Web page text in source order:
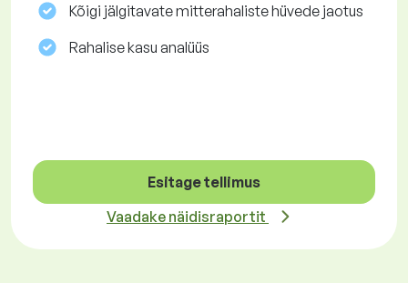
Kõigi jälgitavate mitterahaliste hüvede jaotus
Rahalise kasu analüüs
Esitage tellimus
Vaadake näidisraportit